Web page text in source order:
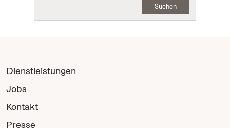
Suchen
Dienstleistungen
Jobs
Kontakt
Presse